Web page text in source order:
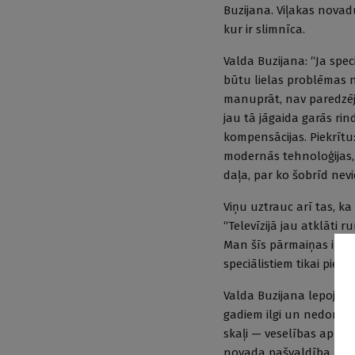
Buzijana. Viļakas
kur ir slimnīca.
Valda Buzijana: “Ja
būtu lielas problēmas
manuprāt, nav
jau tā jāgaida garās
kompensācijas.
modernās
daļa, par ko šobrīd
Viņu uztrauc arī tas,
“Televīzijā jau atklāti
Man šīs pārmaiņas ir
speciālistiem tikai
Valda Buzijana lepojas
gadiem ilgi un nedomā
skaļi — veselības